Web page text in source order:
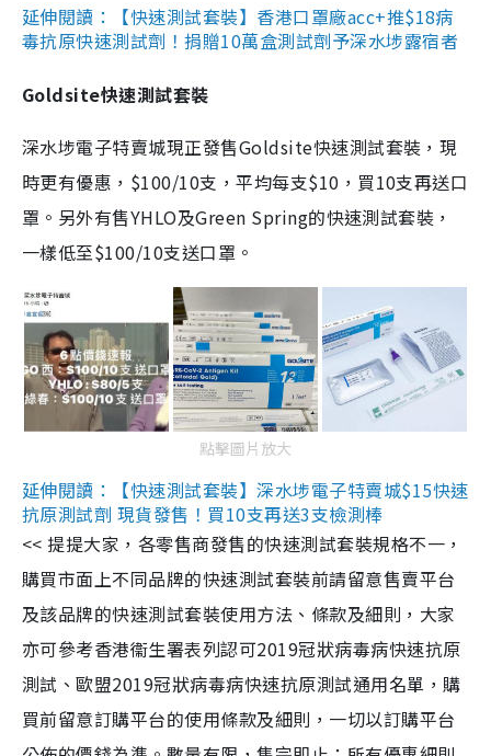
延伸閱讀：【快速測試套裝】香港口罩廠acc+推$18病
毒抗原快速測試劑！捐贈10萬盒測試劑予深水埗露宿者
Goldsite快速測試套裝
深水埗電子特賣城現正發售Goldsite快速測試套裝，現
時更有優惠，$100/10支，平均每支$10，買10支再送口
罩。另外有售YHLO及Green Spring的快速測試套裝，
一樣低至$100/10支送口罩。
點擊圖片放大
延伸閱讀：【快速測試套裝】深水埗電子特賣城$15快速
抗原測試劑 現貨發售！買10支再送3支檢測棒
<< 提提大家，各零售商發售的快速測試套裝規格不一，
購買市面上不同品牌的快速測試套裝前請留意售賣平台
及該品牌的快速測試套裝使用方法、條款及細則，大家
亦可參考香港衞生署表列認可2019冠狀病毒病快速抗原
測試、歐盟2019冠狀病毒病快速抗原測試通用名單，購
買前留意訂購平台的使用條款及細則，一切以訂購平台